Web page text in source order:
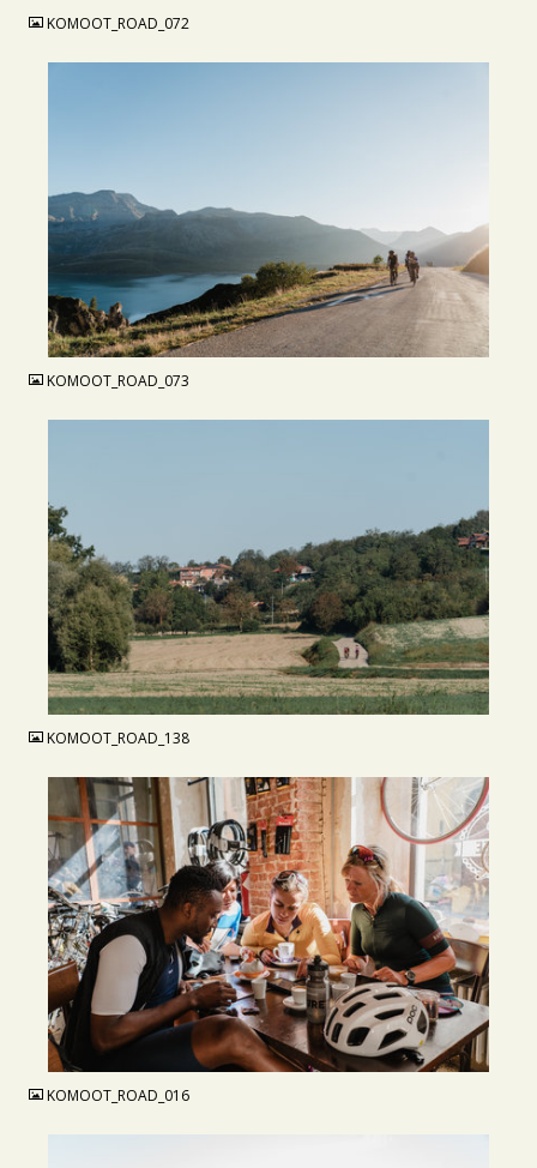
KOMOOT_ROAD_072
JPG
KOMOOT_ROAD_073
JPG
KOMOOT_ROAD_138
JPG
KOMOOT_ROAD_016